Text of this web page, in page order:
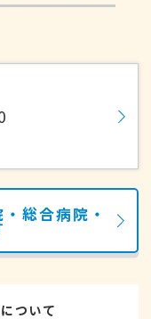
総合病院・
ついて